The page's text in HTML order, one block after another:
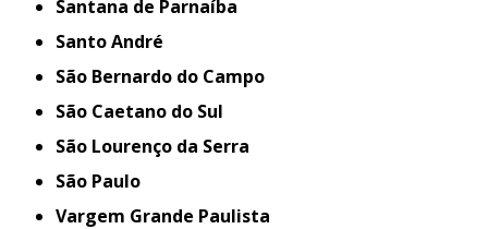
Santana de Parnaíba
Santo André
São Bernardo do Campo
São Caetano do Sul
São Lourenço da Serra
São Paulo
Vargem Grande Paulista